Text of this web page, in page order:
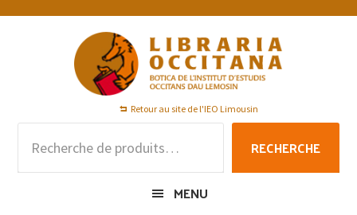
Passer
Passer
Passer
Retour au site de l'IEO Limousin
pour :
RECHERCHE
MENU